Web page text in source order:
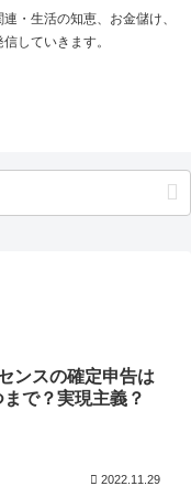
・生活の知恵、お金儲け、
していきます。
ンスの確定申告は
で？実現主義？
2022.11.29